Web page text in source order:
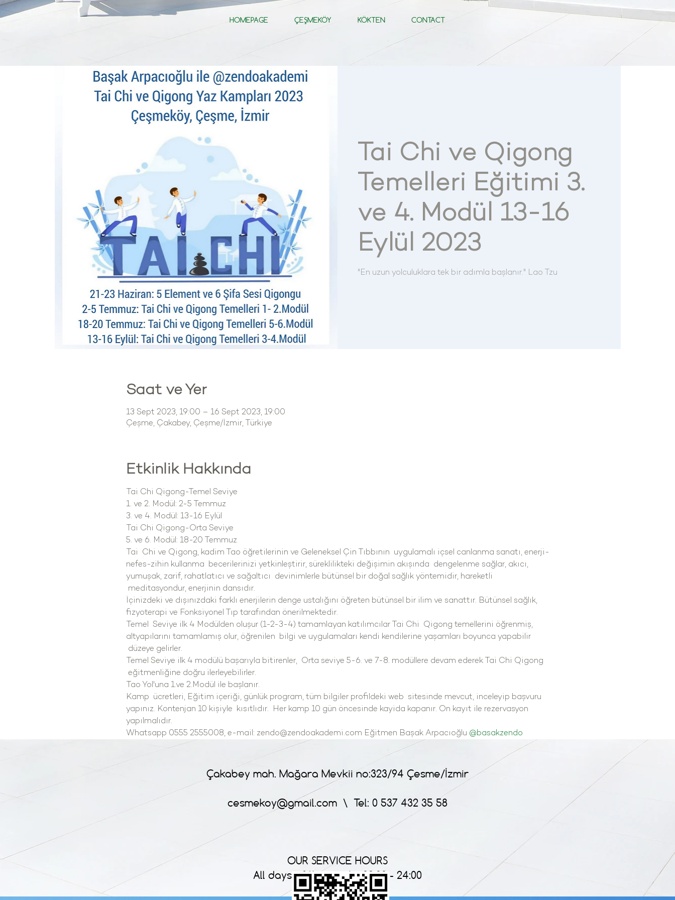
HOMEPAGE ÇEŞMEKÖY KÖKTEN CONTACT
Tai Chi ve Qigong
Temelleri Eğitimi 3.
ve 4. Modül 13-16
Eylül 2023
"En uzun yolculuklara tek bir adımla başlanır." Lao Tzu
Saat ve Yer
13 Sept 2023, 19:00 – 16 Sept 2023, 19:00
Çeşme, Çakabey, Çeşme/İzmir, Türkiye
Etkinlik Hakkında
Tai Chi Qigong-Temel Seviye
1. ve 2. Modül: 2-5 Temmuz
3. ve 4. Modül: 13-16 Eylül
Tai Chi Qigong-Orta Seviye
5. ve 6. Modül: 18-20 Temmuz
Tai  Chi ve Qigong, kadim Tao öğretilerinin ve Geleneksel Çin Tıbbının  uygulamalı içsel canlanma sanatı, enerji-
nefes-zihin kullanma  becerilerinizi yetkinleştirir, süreklilikteki değişimin akışında  dengelenme sağlar, akıcı,
yumuşak, zarif, rahatlatıcı ve sağaltıcı  devinimlerle bütünsel bir doğal sağlık yöntemidir, hareketli
meditasyondur, enerjinin dansıdır.
İçinizdeki ve dışınızdaki farklı enerjilerin denge ustalığını öğreten bütünsel bir ilim ve sanattır. Bütünsel sağlık,
fizyoterapi ve Fonksiyonel Tıp tarafından önerilmektedir.
Temel  Seviye ilk 4 Modülden oluşur (1-2-3-4) tamamlayan katılımcılar Tai Chi  Qigong temellerini öğrenmiş,
altyapılarını tamamlamış olur, öğrenilen  bilgi ve uygulamaları kendi kendilerine yaşamları boyunca yapabilir
düzeye gelirler.
Temel Seviye ilk 4 modülü başarıyla bitirenler,  Orta seviye 5-6. ve 7-8. modüllere devam ederek Tai Chi Qigong
eğitmenliğine doğru ilerleyebilirler.
Tao Yol'una 1.ve 2.Modül ile başlanır.
Kamp  ücretleri, Eğitim içeriği, günlük program, tüm bilgiler profildeki web  sitesinde mevcut, inceleyip başvuru
yapınız. Kontenjan 10 kişiyle  kısıtlıdır.  Her kamp 10 gün öncesinde kayida kapanır. On kayıt ile rezervasyon
yapılmalıdır.
Whatsapp 0555 2555008, e-mail: zendo@zendoakademi.com Eğitmen Başak Arpacıoğlu @basakzendo
Çakabey mah. Mağara Mevkii no:323/94 Çesme/İzmir
cesmekoy@gmail.com\ Tel: 0 537 432 35 58
OUR SERVICE HOURS
All days of the week : 09:00 - 24:00